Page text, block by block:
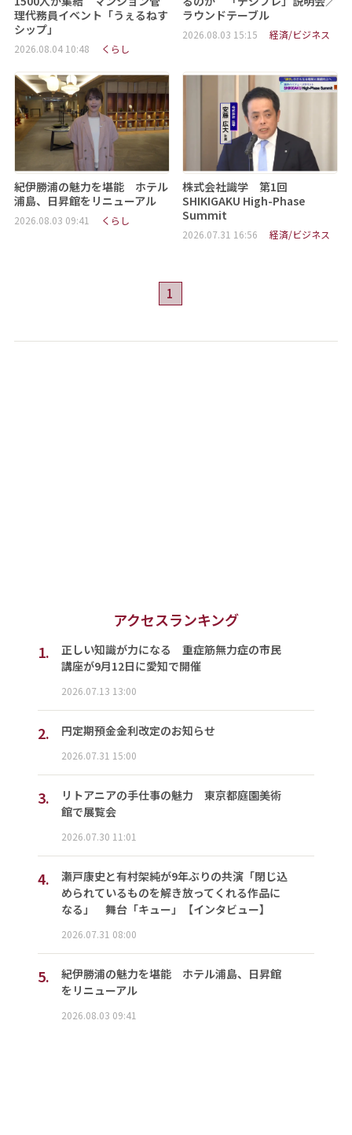
理代務員イベント「うぇるねす
シップ」
2026.08.04 10:48 くらし
ラウンドテーブル
2026.08.03 15:15 経済/ビジネス
紀伊勝浦の魅力を堪能 ホテル
浦島、日昇館をリニューアル
2026.08.03 09:41 くらし
株式会社識学 第1回
SHIKIGAKU High-Phase
Summit
2026.07.31 16:56 経済/ビジネス
1
アクセスランキング
1.
正しい知識が力になる 重症筋無力症の市民
講座が9月12日に愛知で開催
2026.07.13 13:00
2. 円定期預金金利改定のお知らせ
2026.07.31 15:00
3.
リトアニアの手仕事の魅力 東京都庭園美術
館で展覧会
2026.07.30 11:01
4.
瀬戸康史と有村架純が9年ぶりの共演「閉じ込
められているものを解き放ってくれる作品に
なる」 舞台「キュー」【インタビュー】
2026.07.31 08:00
5.
紀伊勝浦の魅力を堪能 ホテル浦島、日昇館
をリニューアル
2026.08.03 09:41